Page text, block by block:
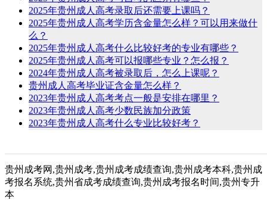
2025年贵州成人高考录取后还需要上课吗？
2025年贵州成人高考学历含金量怎么样？可以用来做什
么？
2025年贵州成人高考什么比较好考的专业有哪些？
2025年贵州成人高考可以报哪些专业？怎么报？
2024年贵州成人高考被录取后，怎么上课呢？
贵州成人高考毕业证含金量怎么样？
2023年贵州成人高考考点一般是安排在哪里？
2023年贵州成人高考少数民族加分政策
2023年贵州成人高考什么专业比较好考？
贵州成考网,贵州成考,贵州成考成绩查询,贵州成考本科,贵州成
考报名系统,贵州省成考成绩查询,贵州成考报名时间,贵州专升
本